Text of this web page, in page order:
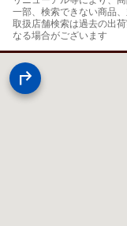
一部、検索できない商品
取扱店舗検索は過去の出
なる場合がございます